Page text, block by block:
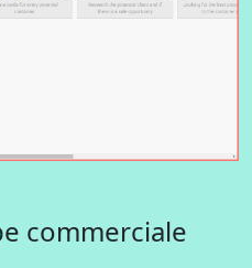
commerciale